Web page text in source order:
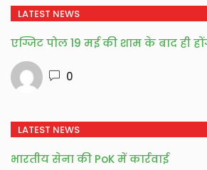
LATEST NEWS
एग्जिट पोल 19 मई की शाम के बाद ही
0
LATEST NEWS
भारतीय सेना की PoK में कार्रवाई